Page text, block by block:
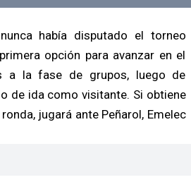
había disputado el torneo
opción para avanzar en el
a la fase de grupos, luego de
de ida como visitante. Si obtiene
jugará ante Peñarol, Emelec